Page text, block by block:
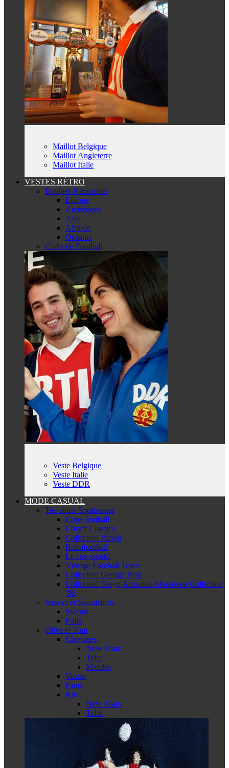
Maillot Belgique
Maillot Angleterre
Maillot Italie
VESTES RÉTRO
Équipes Nationales
Europe
Amériques
Asie
Afrique
Océanie
Clubs de Football
Veste Belgique
Veste Italie
Veste DDR
MODE CASUAL
Tee-shirts Sportswear
Copa football
Cruyff Classics
Collection Panini
Retrofootball
Le coq sportif
Vintage Football Town
Collection George Best
Collection Diego Armando Maradona Collection
'86
Jerseys et Sweatshirts
Sweats
Pulls
Olive et Tom
Chemises
New Team
Toho
Mambo
Vestes
Pants
Kid
New Team
Toho